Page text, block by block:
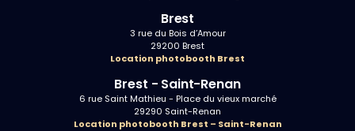
Brest
3 rue du Bois d’Amour
29200 Brest
Location photobooth Brest
Brest - Saint-Renan
6 rue Saint Mathieu - Place du vieux marché
29290 Saint-Renan
Location photobooth Brest – Saint-Renan